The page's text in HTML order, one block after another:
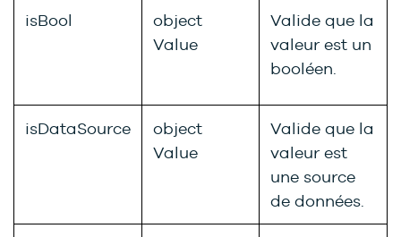
isBool
object
Value
Valide que la
valeur est un
booléen.
isDataSource
object
Value
Valide que la
valeur est
une source
de données.